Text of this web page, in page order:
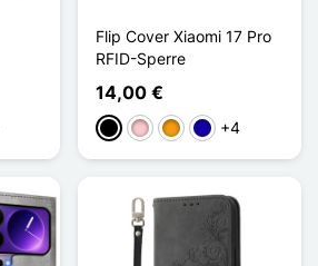
Flip Cover Xiaomi 17 Pro
RFID-Sperre
14,00 €
Schwarz
PinkOrangeDunkelblau
+4